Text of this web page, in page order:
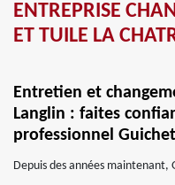
ENTREPRISE
ET TUILE LA
Entretien et
Langlin : faites
professionnel
Depuis des années maintenant,